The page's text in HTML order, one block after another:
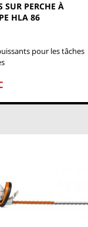
SUR PERCHE À
HLA 86
pour les tâches